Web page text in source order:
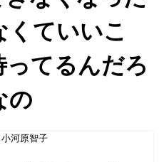
くていいこ
ってるんだろ
の
河原智子